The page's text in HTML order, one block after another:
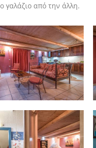
γαλάζιο από την άλλη.